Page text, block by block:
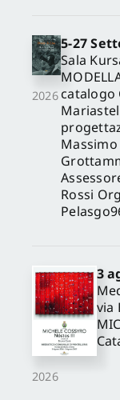
2026
5-27
Sala
catalogo
Rossi
2026
3
via